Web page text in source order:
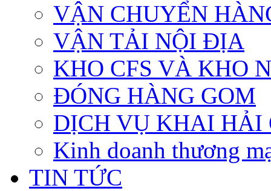
VẬN CHUYỂN
VẬN TẢI NỘI ĐỊA
KHO CFS VÀ KHO
ĐÓNG HÀNG GOM
DỊCH VỤ KHAI HẢI
Kinh doanh thương
TIN TỨC